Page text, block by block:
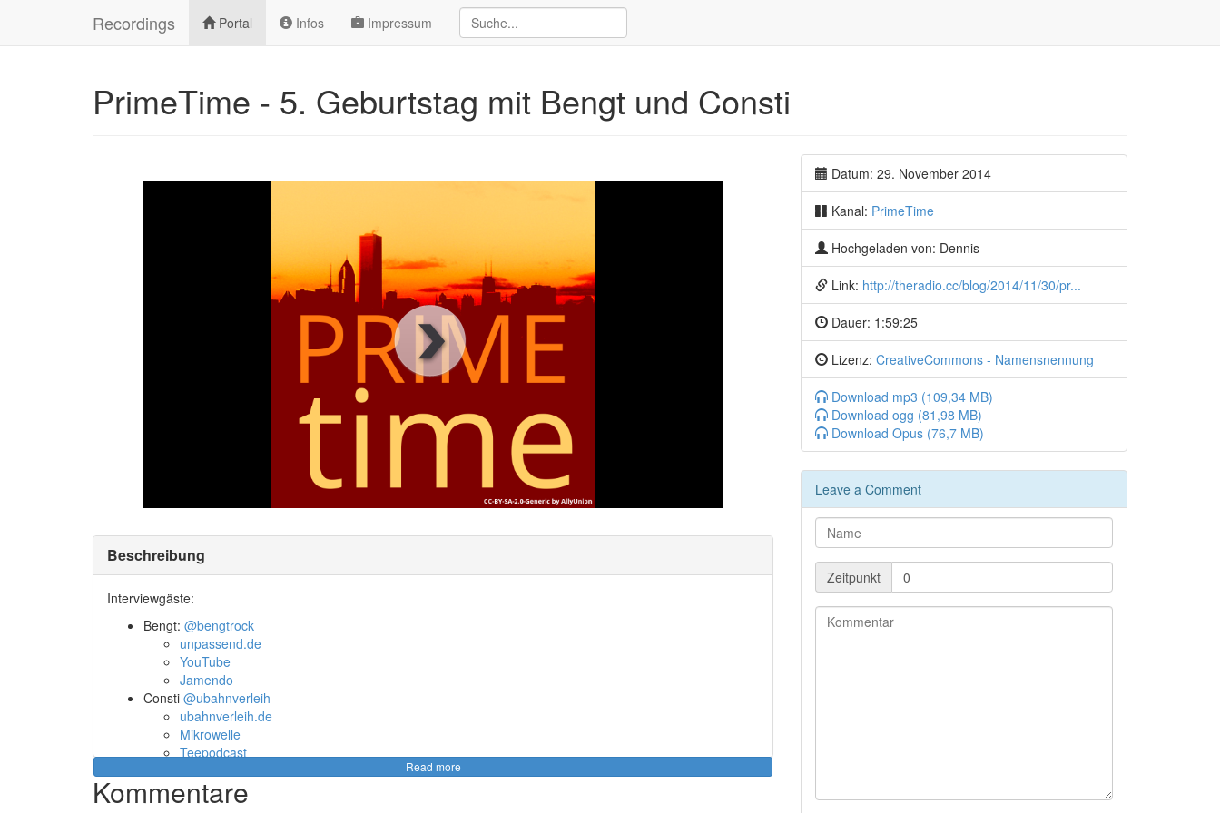
Recordings Portal Infos Impressum
PrimeTime - 5. Geburtstag mit Bengt und Consti
00:00 00:00:00
Beschreibung
Interviewgäste:
Bengt: @bengtrock
unpassend.de
YouTube
Jamendo
Consti @ubahnverleih
ubahnverleih.de
Mikrowelle
Teepodcast
Kapitelmarken:
Read more
Kommentare
Datum: 29. November 2014
Kanal: PrimeTime
Hochgeladen von: Dennis
Link: http://theradio.cc/blog/2014/11/30/pr...
Dauer: 1:59:25
Lizenz: CreativeCommons - Namensnennung
Download mp3 (109,34 MB)
Download ogg (81,98 MB)
Download Opus (76,7 MB)
Leave a Comment
Zeitpunkt